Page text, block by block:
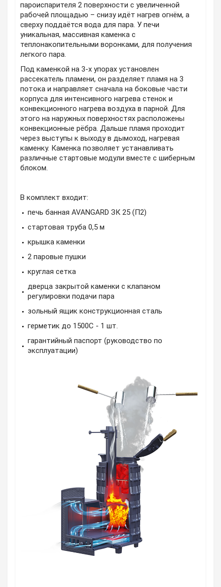
пароиспарителя 2 поверхности с увеличенной
рабочей площадью – снизу идёт нагрев огнём, а
сверху поддаётся вода для пара. У печи
уникальная, массивная каменка с
теплонакопительными воронками, для получения
легкого пара.
Под каменкой на 3-х упорах установлен
рассекатель пламени, он разделяет пламя на 3
потока и направляет сначала на боковые части
корпуса для интенсивного нагрева стенок и
конвекционного нагрева воздуха в парной. Для
этого на наружных поверхностях расположены
конвекционные рёбра. Дальше пламя проходит
через выступы к выходу в дымоход, нагревая
каменку. Каменка позволяет устанавливать
различные стартовые модули вместе с шиберным
блоком.
В комплект входит:
печь банная AVANGARD ЗК 25 (П2)
стартовая труба 0,5 м
крышка каменки
2 паровые пушки
круглая сетка
дверца закрытой каменки с клапаном
регулировки подачи пара
зольный ящик конструкционная сталь
герметик до 1500С - 1 шт.
гарантийный паспорт (руководство по
эксплуатации)